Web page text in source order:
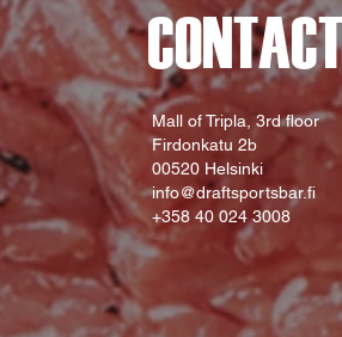
CONTACT
Mall of Tripla, 3rd floor
Firdonkatu 2b
00520 Helsinki
info@draftsportsbar.fi
+358 40 024 3008